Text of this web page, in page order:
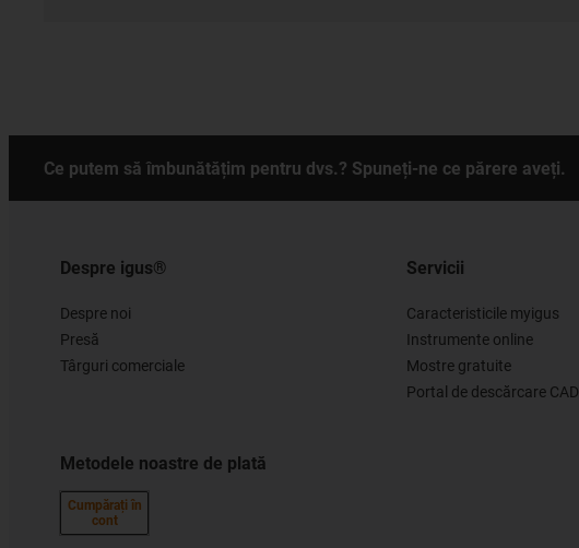
Ce putem să îmbunătățim pentru dvs.? Spuneți-ne ce părere aveți.
Despre igus®
Despre noi
Presă
Târguri comerciale
Metodele noastre de plată
Cumpărați în
cont
Servicii
Caracteristicile myigus
Instrumente online
Mostre gratuite
Portal de descărcare CAD